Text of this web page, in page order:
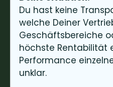
Du hast keine
welche Deiner
Geschäftsbereiche
höchste Rentabilität
Performance
unklar.